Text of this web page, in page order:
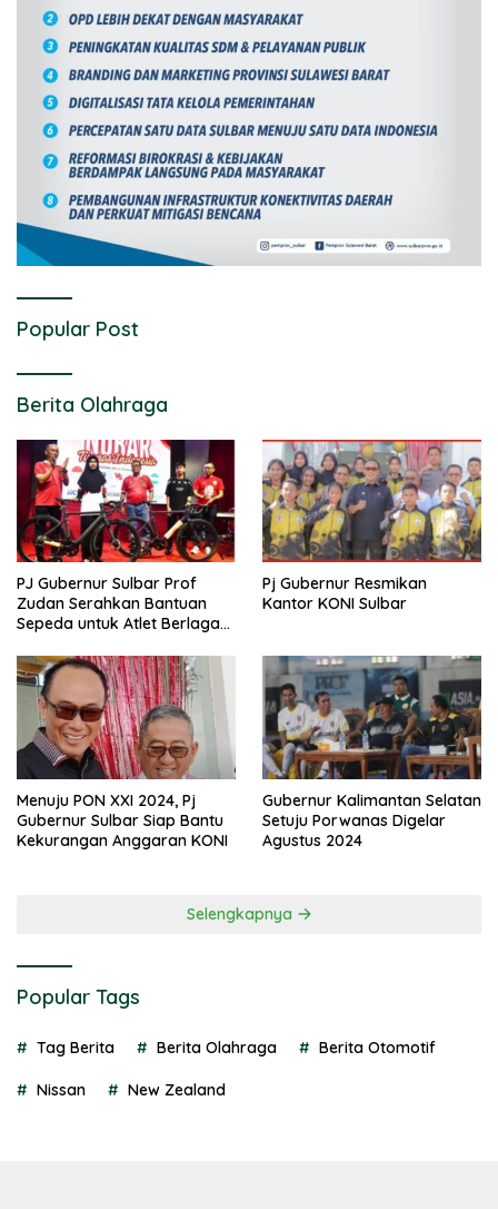
Popular Post
Berita Olahraga
PJ Gubernur Sulbar Prof
Zudan Serahkan Bantuan
Sepeda untuk Atlet Berlaga
Pj Gubernur Resmikan
Kantor KONI Sulbar
Menuju PON XXI 2024, Pj
Gubernur Sulbar Siap Bantu
Kekurangan Anggaran KONI
Gubernur Kalimantan Selatan
Setuju Porwanas Digelar
Agustus 2024
Selengkapnya
Popular Tags
Tag Berita Berita Olahraga Berita Otomotif
Nissan New Zealand